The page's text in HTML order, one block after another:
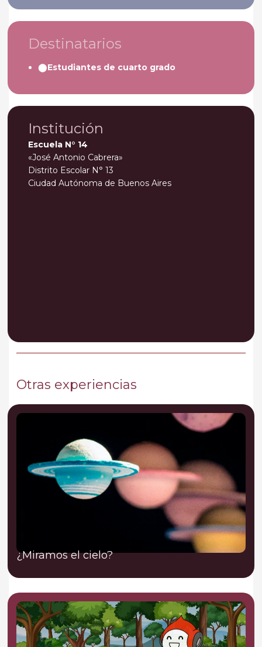
Destinatarios
Estudiantes de cuarto grado
Institución
Escuela N° 14
«José Antonio Cabrera»
Distrito Escolar N° 13
Ciudad Autónoma de Buenos Aires
Otras experiencias
¿Miramos el cielo?